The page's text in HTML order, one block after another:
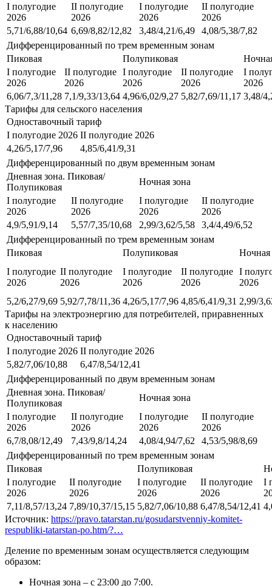
I полугодие
2026
II полугодие
2026
I полугодие
2026
II полугодие
2026
5,71/6,88/10,64 6,69/8,82/12,82 3,48/4,21/6,49
4,08/5,38/7,82
Дифференцированный по трем временным зонам
Пиковая
Полупиковая
I полугодие
2026
II полугодие
2026
I полугодие
2026
II полугодие
2026
I
2026
6,06/7,3/11,28 7,1/9,33/13,64 4,96/6,02/9,27 5,82/7,69/11,17 3,48/
Тарифы для сельского населения
Одноставочный тариф
I полугодие 2026 II полугодие 2026
4,26/5,17/7,96
4,85/6,41/9,31
Дифференцированный по двум временным зонам
Дневная зона. Пиковая/
Полупиковая
Ночная зона
I полугодие
2026
II полугодие
2026
I полугодие
2026
II полугодие
2026
4,9/5,91/9,14
5,57/7,35/10,68 2,99/3,62/5,58
3,4/4,49/6,52
Дифференцированный по трем временным зонам
Пиковая
Полупиковая
Ночная
I полугодие
2026
II полугодие
2026
I полугодие
2026
II полугодие
2026
I
2026
5,2/6,27/9,69 5,92/7,78/11,36 4,26/5,17/7,96 4,85/6,41/9,31 2,99/
Тарифы на электроэнергию для потребителей, приравненных
к населению
Одноставочный тариф
I полугодие 2026 II полугодие 2026
5,82/7,06/10,88
6,47/8,54/12,41
Дифференцированный по двум временным зонам
Дневная зона. Пиковая/
Полупиковая
Ночная зона
I полугодие
2026
II полугодие
2026
I полугодие
2026
II полугодие
2026
6,7/8,08/12,49
7,43/9,8/14,24 4,08/4,94/7,62
4,53/5,98/8,69
Дифференцированный по трем временным зонам
Пиковая
Полупиковая
I полугодие
2026
II полугодие
2026
I полугодие
2026
II полугодие
2026
I
7,11/8,57/13,24 7,89/10,37/15,15 5,82/7,06/10,88 6,47/8,54/12,41
Источник: https://pravo.tatarstan.ru/gosudarstvenniy-komitet-
respubliki-tatarstan-po.htm/?…
Деление по временным зонам осуществляется следующим
образом:
Ночная зона – с 23:00 до 7:00.